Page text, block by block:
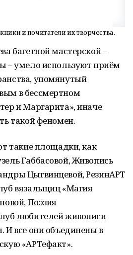
и почитатели их творчества.
багетной мастерской –
– умело используют приём
упомянутый
в бессмертном
и Маргарита», иначе
такой феномен.
такие площадки, как
Габбасовой, Живопись
Цыгвинцевой, РезинАРТ
вязальщиц «Магия
Поэзия
любителей живописи
И все они объединены в
«АРТефакт».